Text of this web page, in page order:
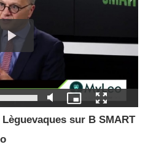
sur B SMART